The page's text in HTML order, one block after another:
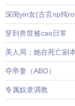
深闺yin女(古言np纯
穿到兽世被cao日常
美人局：她在死亡副
夺帝妻（ABO）
专属奴隶调教